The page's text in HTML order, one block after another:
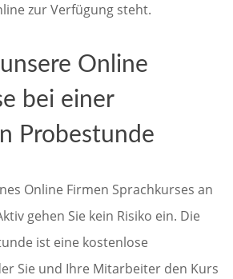
zur Verfügung steht.
Online
bei einer
Probestunde
Online Firmen Sprachkurses an
gehen Sie kein Risiko ein. Die
ist eine kostenlose
Sie und Ihre Mitarbeiter den Kurs